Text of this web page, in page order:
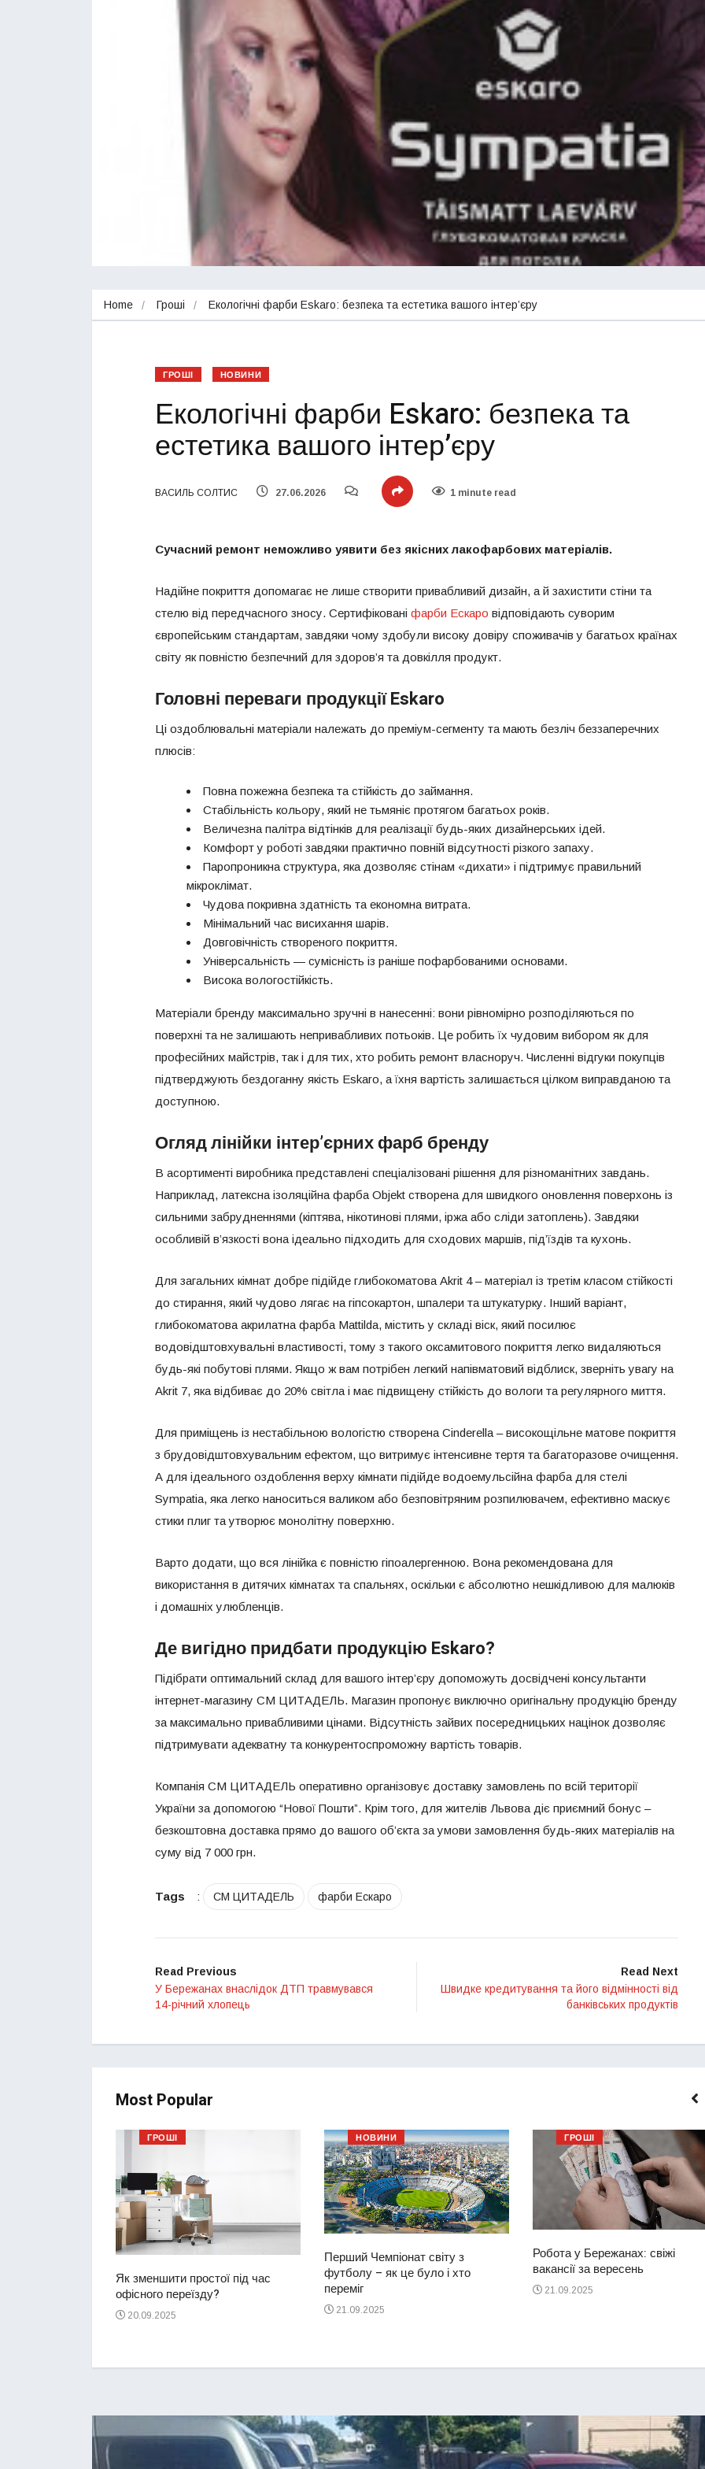
Home Гроші Екологічні фарби Eskaro: безпека та естетика вашого інтер’єру
ГРОШІ НОВИНИ
Екологічні фарби Eskaro: безпека та
естетика вашого інтер’єру
ВАСИЛЬ СОЛТИС 27.06.2026 1 minute read
Сучасний ремонт неможливо уявити без якісних лакофарбових матеріалів.
Надійне покриття допомагає не лише створити привабливий дизайн, а й захистити стіни та
стелю від передчасного зносу. Сертифіковані фарби Ескаро відповідають суворим
європейським стандартам, завдяки чому здобули високу довіру споживачів у багатьох країнах
світу як повністю безпечний для здоров’я та довкілля продукт.
Головні переваги продукції Eskaro
Ці оздоблювальні матеріали належать до преміум-сегменту та мають безліч беззаперечних
плюсів:
Повна пожежна безпека та стійкість до займання.
Стабільність кольору, який не тьмяніє протягом багатьох років.
Величезна палітра відтінків для реалізації будь-яких дизайнерських ідей.
Комфорт у роботі завдяки практично повній відсутності різкого запаху.
Паропроникна структура, яка дозволяє стінам «дихати» і підтримує правильний
мікроклімат.
Чудова покривна здатність та економна витрата.
Мінімальний час висихання шарів.
Довговічність створеного покриття.
Універсальність — сумісність із раніше пофарбованими основами.
Висока вологостійкість.
Матеріали бренду максимально зручні в нанесенні: вони рівномірно розподіляються по
поверхні та не залишають непривабливих потьоків. Це робить їх чудовим вибором як для
професійних майстрів, так і для тих, хто робить ремонт власноруч. Численні відгуки покупців
підтверджують бездоганну якість Eskaro, а їхня вартість залишається цілком виправданою та
доступною.
Огляд лінійки інтер’єрних фарб бренду
В асортименті виробника представлені спеціалізовані рішення для різноманітних завдань.
Наприклад, латексна ізоляційна фарба Objekt створена для швидкого оновлення поверхонь із
сильними забрудненнями (кіптява, нікотинові плями, іржа або сліди затоплень). Завдяки
особливій в’язкості вона ідеально підходить для сходових маршів, під’їздів та кухонь.
Для загальних кімнат добре підійде глибокоматова Akrit 4 – матеріал із третім класом стійкості
до стирання, який чудово лягає на гіпсокартон, шпалери та штукатурку. Інший варіант,
глибокоматова акрилатна фарба Mattilda, містить у складі віск, який посилює
водовідштовхувальні властивості, тому з такого оксамитового покриття легко видаляються
будь-які побутові плями. Якщо ж вам потрібен легкий напівматовий відблиск, зверніть увагу на
Akrit 7, яка відбиває до 20% світла і має підвищену стійкість до вологи та регулярного миття.
Для приміщень із нестабільною вологістю створена Cinderella – високощільне матове покриття
з брудовідштовхувальним ефектом, що витримує інтенсивне тертя та багаторазове очищення.
А для ідеального оздоблення верху кімнати підійде водоемульсійна фарба для стелі
Sympatia, яка легко наноситься валиком або безповітряним розпилювачем, ефективно маскує
стики плиг та утворює монолітну поверхню.
Варто додати, що вся лінійка є повністю гіпоалергенною. Вона рекомендована для
використання в дитячих кімнатах та спальнях, оскільки є абсолютно нешкідливою для малюків
і домашніх улюбленців.
Де вигідно придбати продукцію Eskaro?
Підібрати оптимальний склад для вашого інтер’єру допоможуть досвідчені консультанти
інтернет-магазину СМ ЦИТАДЕЛЬ. Магазин пропонує виключно оригінальну продукцію бренду
за максимально привабливими цінами. Відсутність зайвих посередницьких націнок дозволяє
підтримувати адекватну та конкурентоспроможну вартість товарів.
Компанія СМ ЦИТАДЕЛЬ оперативно організовує доставку замовлень по всій території
України за допомогою “Нової Пошти”. Крім того, для жителів Львова діє приємний бонус –
безкоштовна доставка прямо до вашого об’єкта за умови замовлення будь-яких матеріалів на
суму від 7 000 грн.
Tags : СМ ЦИТАДЕЛЬ фарби Ескаро
Read Previous
У Бережанах внаслідок ДТП травмувався
14-річний хлопець
Read Next
Швидке кредитування та його відмінності від
банківських продуктів
Most Popular
ГРОШІ
Як зменшити простої під час
офісного переїзду?
20.09.2025
НОВИНИ
Перший Чемпіонат світу з
футболу – як це було і хто
переміг
21.09.2025
ГРОШІ
Робота у Бережанах: свіжі
вакансії за вересень
21.09.2025